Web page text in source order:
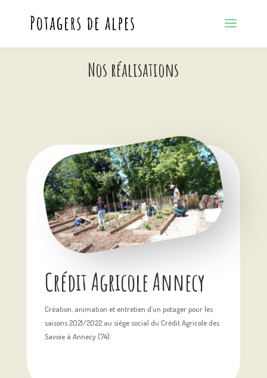
Nos réalisations
Crédit Agricole Annecy
Création, animation et entretien d’un potager pour les
saisons 2021/2022 au siège social du Crédit Agricole des
Savoie à Annecy (74).